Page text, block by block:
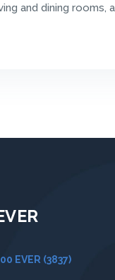
and dining rooms,
EVER (3837)